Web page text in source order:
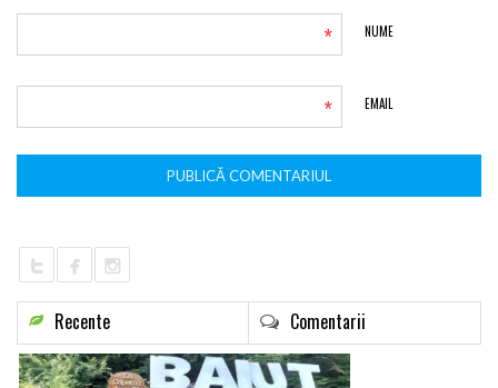
NUME
*
EMAIL
*
Recente Comentarii